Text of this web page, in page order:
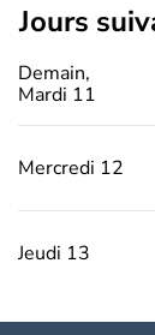
jours
Demain,
Mardi 11
Mercredi 12
Jeudi 13